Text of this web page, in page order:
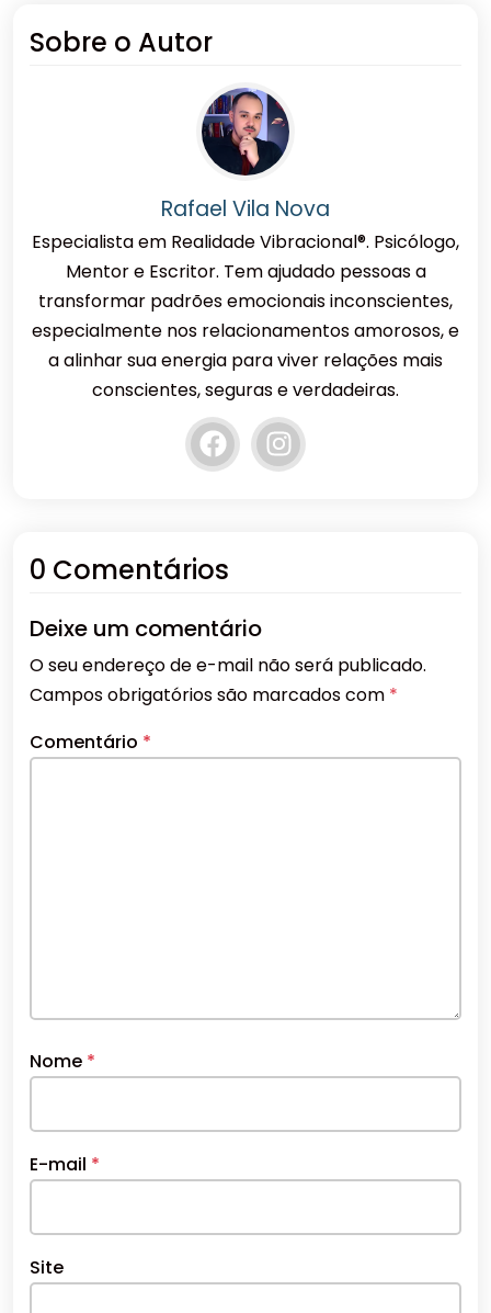
Sobre o Autor
Rafael Vila Nova
Especialista em Realidade Vibracional®. Psicólogo,
Mentor e Escritor. Tem ajudado pessoas a
transformar padrões emocionais inconscientes,
especialmente nos relacionamentos amorosos, e
a alinhar sua energia para viver relações mais
conscientes, seguras e verdadeiras.
0 Comentários
Deixe um comentário
O seu endereço de e-mail não será publicado.
Campos obrigatórios são marcados com *
Comentário *
Nome *
E-mail *
Site